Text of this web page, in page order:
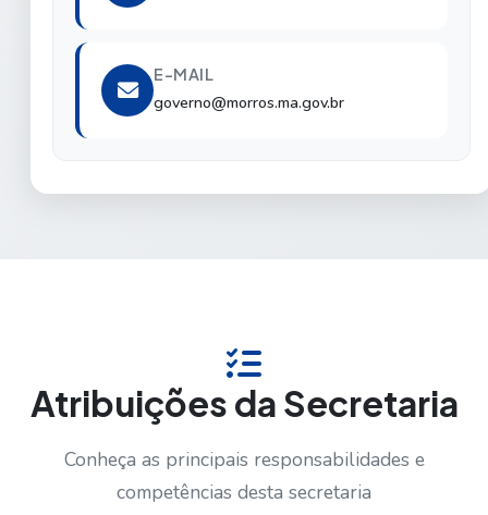
E-MAIL
governo@morros.ma.gov.br
Atribuições da Secretaria
Conheça as principais responsabilidades e
competências desta secretaria